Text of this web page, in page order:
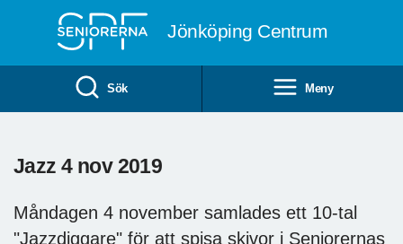
Jönköping Centrum
Sök Meny
Jazz 4 nov 2019
Måndagen 4 november samlades ett 10-tal
"Jazzdiggare" för att spisa skivor i Seniorernas